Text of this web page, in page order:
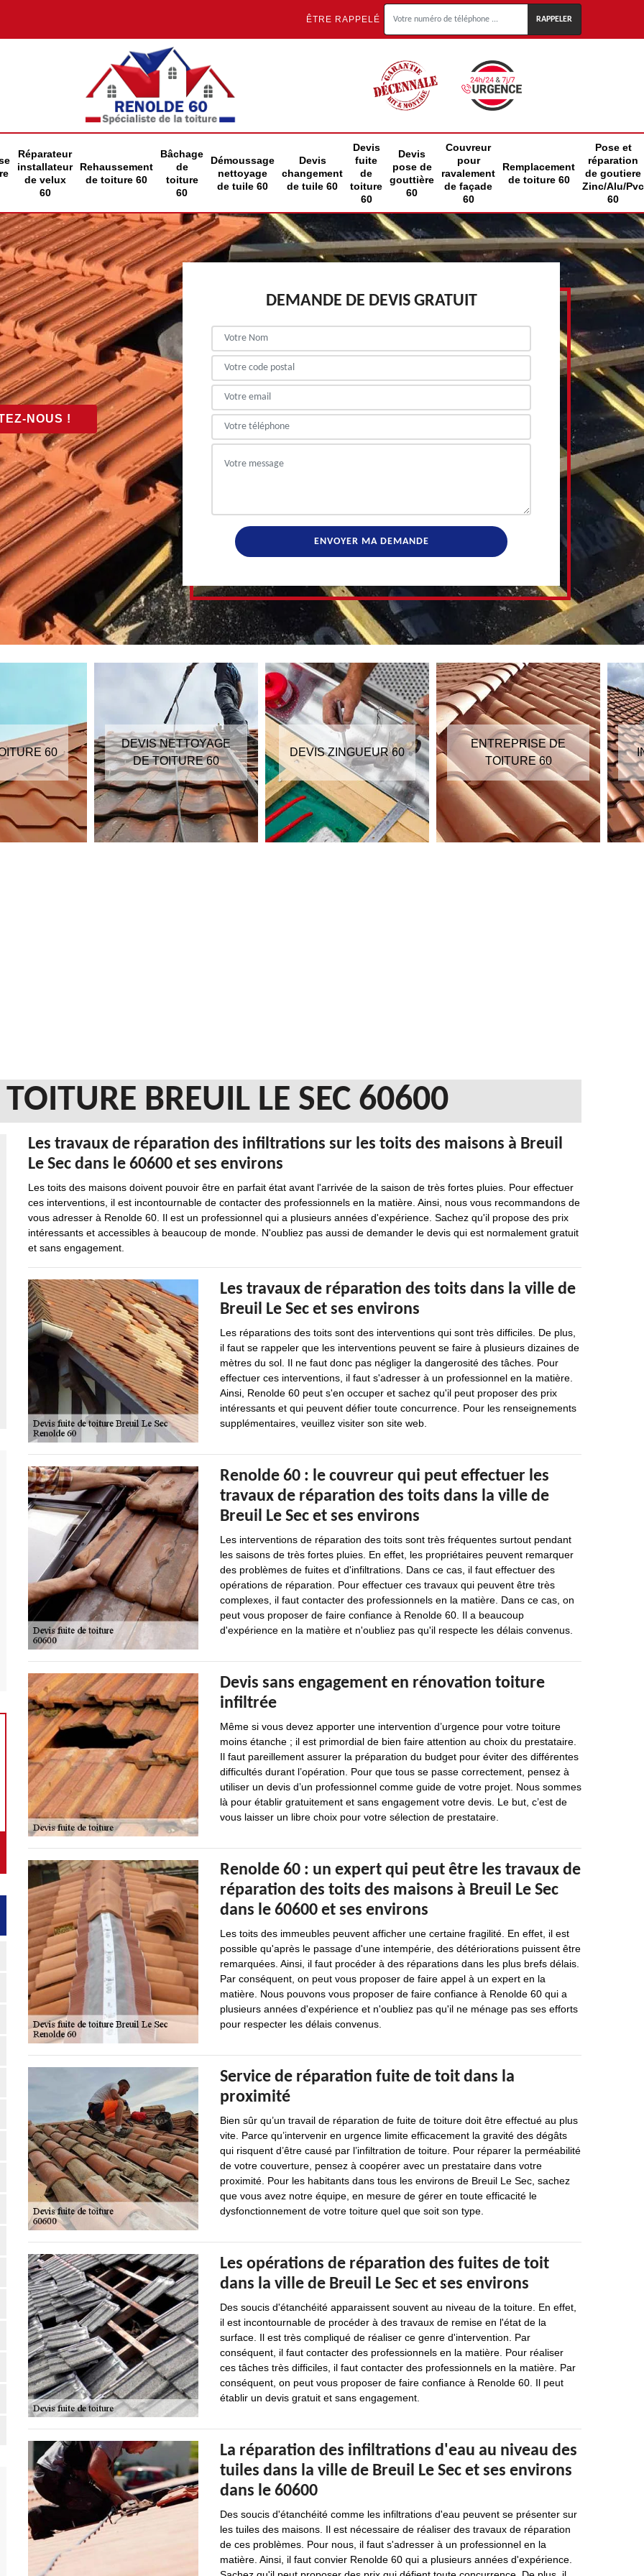
ÊTRE RAPPELÉ
Réparateur
installateur
de velux
60
Rehaussement
de toiture 60
Bâchage
de
toiture
60
Démoussage
nettoyage
de tuile 60
Devis
changement
de tuile 60
Devis
fuite
de
toiture
60
Devis
pose de
gouttière
60
Couvreur
pour
ravalement
de façade
60
Remplacement
de toiture 60
Pose et
réparation
de goutiere
Zinc/Alu/Pvc
60
NOUS !
DEMANDE DE DEVIS GRATUIT
60
DEVIS NETTOYAGE
DE TOITURE 60
DEVIS ZINGUEUR 60
ENTREPRISE DE
TOITURE 60
BREUIL LE SEC 60600
Les travaux de réparation des infiltrations sur les toits des maisons à Breuil
Le Sec dans le 60600 et ses environs
Les toits des maisons doivent pouvoir être en parfait état avant l'arrivée de la saison de très fortes pluies. Pour effectuer
ces interventions, il est incontournable de contacter des professionnels en la matière. Ainsi, nous vous recommandons de
vous adresser à Renolde 60. Il est un professionnel qui a plusieurs années d'expérience. Sachez qu'il propose des prix
intéressants et accessibles à beaucoup de monde. N'oubliez pas aussi de demander le devis qui est normalement gratuit
et sans engagement.
Les travaux de réparation des toits dans la ville de
Breuil Le Sec et ses environs
Les réparations des toits sont des interventions qui sont très difficiles. De plus,
il faut se rappeler que les interventions peuvent se faire à plusieurs dizaines de
mètres du sol. Il ne faut donc pas négliger la dangerosité des tâches. Pour
effectuer ces interventions, il faut s'adresser à un professionnel en la matière.
Ainsi, Renolde 60 peut s'en occuper et sachez qu'il peut proposer des prix
intéressants et qui peuvent défier toute concurrence. Pour les renseignements
supplémentaires, veuillez visiter son site web.
Renolde 60 : le couvreur qui peut effectuer les
travaux de réparation des toits dans la ville de
Breuil Le Sec et ses environs
Les interventions de réparation des toits sont très fréquentes surtout pendant
les saisons de très fortes pluies. En effet, les propriétaires peuvent remarquer
des problèmes de fuites et d'infiltrations. Dans ce cas, il faut effectuer des
opérations de réparation. Pour effectuer ces travaux qui peuvent être très
complexes, il faut contacter des professionnels en la matière. Dans ce cas, on
peut vous proposer de faire confiance à Renolde 60. Il a beaucoup
d'expérience en la matière et n'oubliez pas qu'il respecte les délais convenus.
Devis sans engagement en rénovation toiture
infiltrée
Même si vous devez apporter une intervention d’urgence pour votre toiture
moins étanche ; il est primordial de bien faire attention au choix du prestataire.
Il faut pareillement assurer la préparation du budget pour éviter des différentes
difficultés durant l’opération. Pour que tous se passe correctement, pensez à
utiliser un devis d’un professionnel comme guide de votre projet. Nous sommes
là pour établir gratuitement et sans engagement votre devis. Le but, c’est de
vous laisser un libre choix pour votre sélection de prestataire.
Renolde 60 : un expert qui peut être les travaux de
réparation des toits des maisons à Breuil Le Sec
dans le 60600 et ses environs
Les toits des immeubles peuvent afficher une certaine fragilité. En effet, il est
possible qu'après le passage d'une intempérie, des détériorations puissent être
remarquées. Ainsi, il faut procéder à des réparations dans les plus brefs délais.
Par conséquent, on peut vous proposer de faire appel à un expert en la
matière. Nous pouvons vous proposer de faire confiance à Renolde 60 qui a
plusieurs années d'expérience et n'oubliez pas qu'il ne ménage pas ses efforts
pour respecter les délais convenus.
Service de réparation fuite de toit dans la
proximité
Bien sûr qu’un travail de réparation de fuite de toiture doit être effectué au plus
vite. Parce qu’intervenir en urgence limite efficacement la gravité des dégâts
qui risquent d’être causé par l’infiltration de toiture. Pour réparer la perméabilité
de votre couverture, pensez à coopérer avec un prestataire dans votre
proximité. Pour les habitants dans tous les environs de Breuil Le Sec, sachez
que vous avez notre équipe, en mesure de gérer en toute efficacité le
dysfonctionnement de votre toiture quel que soit son type.
Les opérations de réparation des fuites de toit
dans la ville de Breuil Le Sec et ses environs
Des soucis d'étanchéité apparaissent souvent au niveau de la toiture. En effet,
il est incontournable de procéder à des travaux de remise en l'état de la
surface. Il est très compliqué de réaliser ce genre d'intervention. Par
conséquent, il faut contacter des professionnels en la matière. Pour réaliser
ces tâches très difficiles, il faut contacter des professionnels en la matière. Par
conséquent, on peut vous proposer de faire confiance à Renolde 60. Il peut
établir un devis gratuit et sans engagement.
La réparation des infiltrations d'eau au niveau des
tuiles dans la ville de Breuil Le Sec et ses environs
dans le 60600
Des soucis d'étanchéité comme les infiltrations d'eau peuvent se présenter sur
les tuiles des maisons. Il est nécessaire de réaliser des travaux de réparation
de ces problèmes. Pour nous, il faut s'adresser à un professionnel en la
matière. Ainsi, il faut convier Renolde 60 qui a plusieurs années d'expérience.